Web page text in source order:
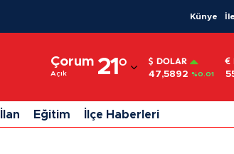
Künye
Çorum
Açık 21°
Adıyaman
Afyonkarahisar
Ağrı
DOLAR
47,5892 %0.01
Eğitim İlçe Haberleri